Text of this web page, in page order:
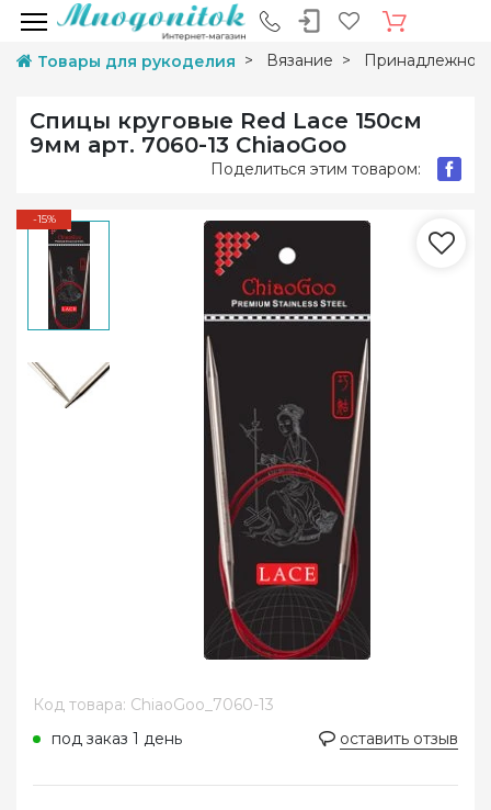
Товары для рукоделия Вязание
Спицы круговые Red Lace 150см
9мм арт. 7060-13 ChiaoGoo
Поделиться этим товаром:
-15%
Код товара: ChiaoGoo_7060-13
под заказ 1 день
оставить отзыв